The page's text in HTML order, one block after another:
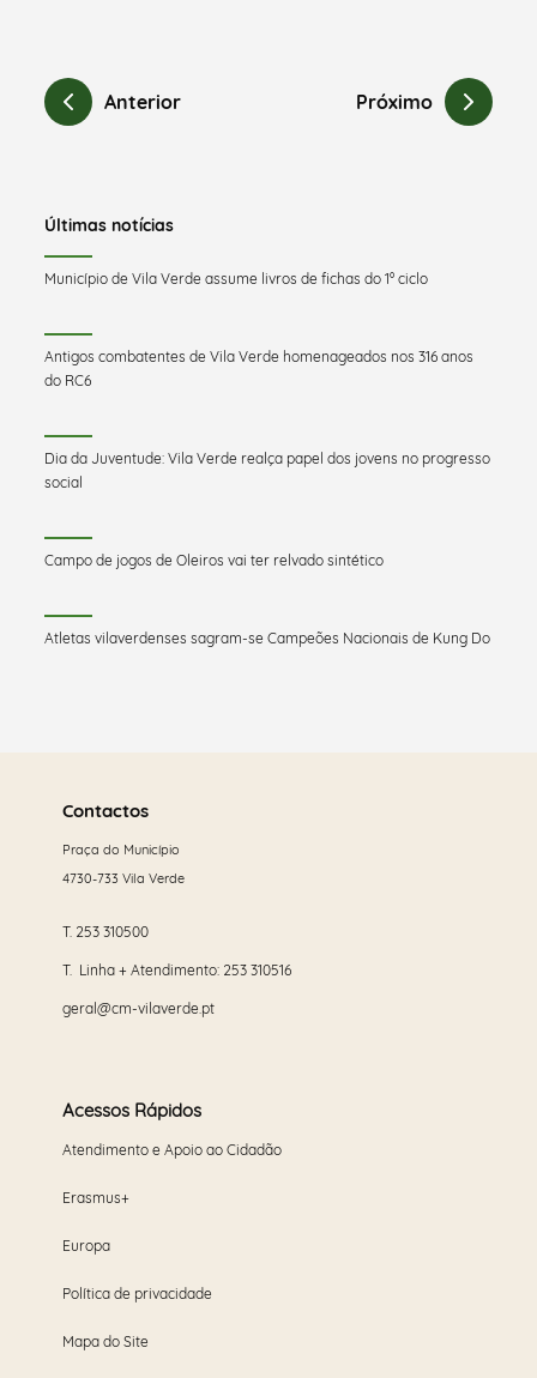
Anterior Próximo
Últimas notícias
Município de Vila Verde assume livros de fichas do 1º ciclo
Antigos combatentes de Vila Verde homenageados nos 316 anos
do RC6
Dia da Juventude: Vila Verde realça papel dos jovens no progresso
social
Campo de jogos de Oleiros vai ter relvado sintético
Atletas vilaverdenses sagram-se Campeões Nacionais de Kung Do
maisContactos
Praça do Município
4730-733 Vila Verde
T. 253 310500
T. Linha + Atendimento: 253 310516
geral@cm-vilaverde.pt
Acessos Rápidos
Atendimento e Apoio ao Cidadão
Erasmus+
Europa
Política de privacidade
Mapa do Site